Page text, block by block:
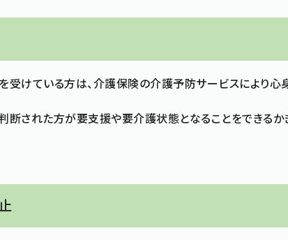
受けている方は、介護保険の介護予防サービスにより心
断された方が要支援や要介護状態となることをできるか